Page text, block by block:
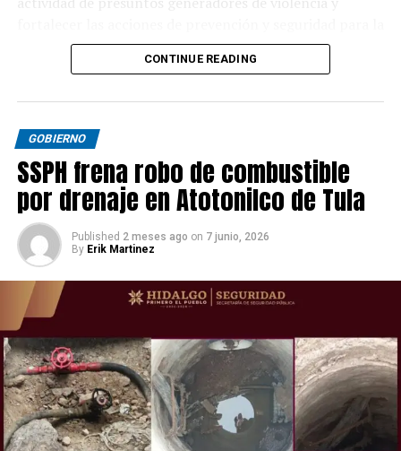
población.
CONTINUE READING
GOBIERNO
SSPH frena robo de combustible
por drenaje en Atotonilco de Tula
Published 2 meses ago on 7 junio, 2026
By Erik Martinez